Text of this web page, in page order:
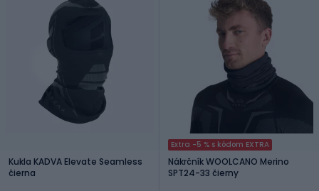
Kukla KADVA Elevate Seamless
čierna
Extra -5 % s kódom EXTRA
Nákrčník WOOLCANO Merino
SPT24-33 čierny